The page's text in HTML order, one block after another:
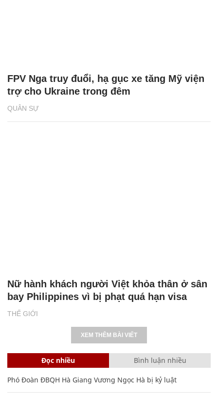
QUÂN SỰ
FPV Nga truy đuổi, hạ gục xe tăng Mỹ viện
trợ cho Ukraine trong đêm
THẾ GIỚI
Nữ hành khách người Việt khỏa thân ở sân
bay Philippines vì bị phạt quá hạn visa
XEM THÊM BÀI VIẾT
Đọc nhiều Bình luận nhiều
Phó Đoàn ĐBQH Hà Giang Vương Ngọc Hà bị kỷ luật